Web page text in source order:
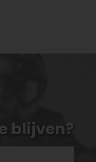
blijven?